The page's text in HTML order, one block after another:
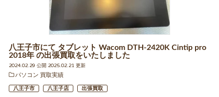
八王子市にて タブレット Wacom DTH-2420K Cintip pro
2018年 の出張買取をいたしました
2024.02.29 公開 2025.02.21 更新
パソコン 買取実績
八王子市 八王子店 出張買取